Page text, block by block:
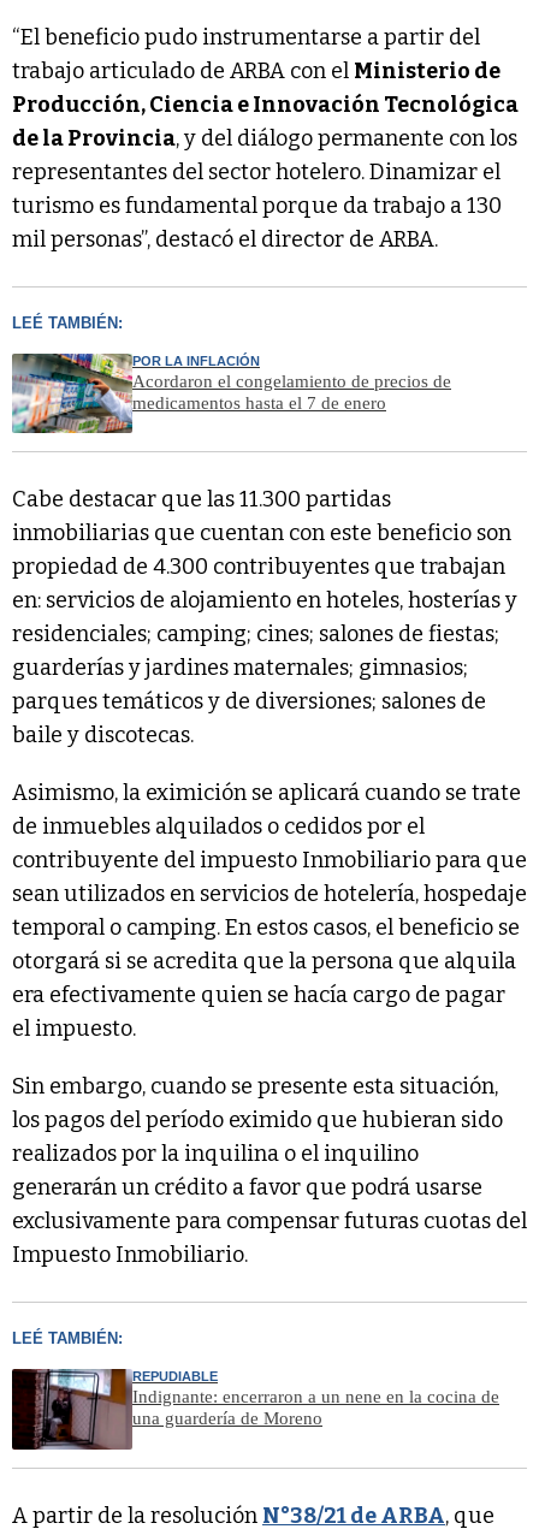
“El beneficio pudo instrumentarse a partir del
trabajo articulado de ARBA con el Ministerio de
Producción, Ciencia e Innovación Tecnológica
de la Provincia, y del diálogo permanente con los
representantes del sector hotelero. Dinamizar el
turismo es fundamental porque da trabajo a 130
mil personas”, destacó el director de ARBA.
LEÉ TAMBIÉN:
POR LA INFLACIÓN
Acordaron el congelamiento de precios de
medicamentos hasta el 7 de enero
Cabe destacar que las 11.300 partidas
inmobiliarias que cuentan con este beneficio son
propiedad de 4.300 contribuyentes que trabajan
en: servicios de alojamiento en hoteles, hosterías y
residenciales; camping; cines; salones de fiestas;
guarderías y jardines maternales; gimnasios;
parques temáticos y de diversiones; salones de
baile y discotecas.
Asimismo, la eximición se aplicará cuando se trate
de inmuebles alquilados o cedidos por el
contribuyente del impuesto Inmobiliario para que
sean utilizados en servicios de hotelería, hospedaje
temporal o camping. En estos casos, el beneficio se
otorgará si se acredita que la persona que alquila
era efectivamente quien se hacía cargo de pagar
el impuesto.
Sin embargo, cuando se presente esta situación,
los pagos del período eximido que hubieran sido
realizados por la inquilina o el inquilino
generarán un crédito a favor que podrá usarse
exclusivamente para compensar futuras cuotas del
Impuesto Inmobiliario.
LEÉ TAMBIÉN:
REPUDIABLE
Indignante: encerraron a un nene en la cocina de
una guardería de Moreno
A partir de la resolución N°38/21 de ARBA, que